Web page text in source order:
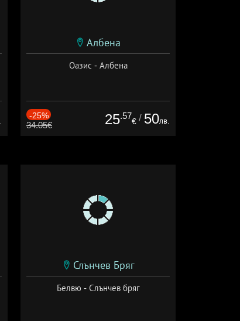
Албена
Оазис - Албена
-25%
34.05€ 25.57
€ / 50лв.
Слънчев Бряг
Белвю - Слънчев бряг